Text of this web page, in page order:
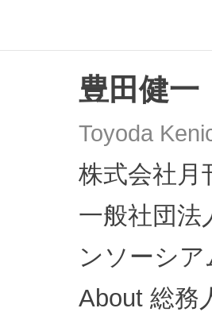
豊田健一
Toyoda
株式会社
一般社団
ンソーシ
About 総務